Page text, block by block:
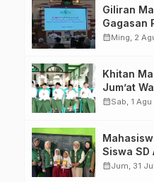
Giliran
Gagasan
Forum
calendar_monthMing, 2
Khitan
Jum’at
calendar_monthSab, 1
Mahasiswa UNU Pasuruan
Siswa SD
Kuasai
calendar_monthJum, 31